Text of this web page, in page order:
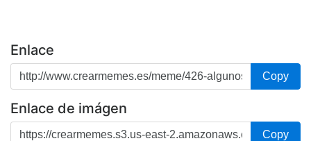
Enlace
Copy
Enlace de imágen
Copy